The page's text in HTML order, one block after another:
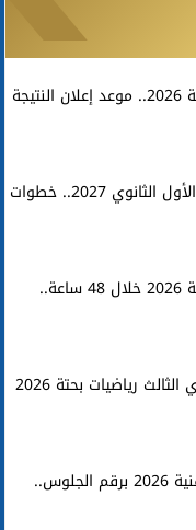
نتيجة الثانوية العامة 2026.. موعد إعلان النتيجة
رابط تقديم الصف الأول الثانوي 2027.. خطوات
نتيجة الثانوية العامة 2026 خلال 48 ساعة..
النموذج الاسترشادي الثالث رياضيات بحتة 2026
نتيجة الدبلومات الفنية 2026 برقم الجلوس..